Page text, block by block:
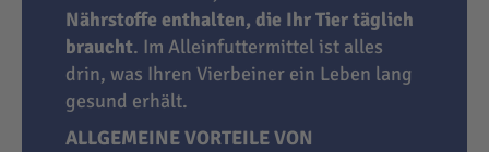
Nährstoffe enthalten, die Ihr Tier täglich
braucht. Im Alleinfuttermittel ist alles
drin, was Ihren Vierbeiner ein Leben lang
gesund erhält.
ALLGEMEINE VORTEILE VON